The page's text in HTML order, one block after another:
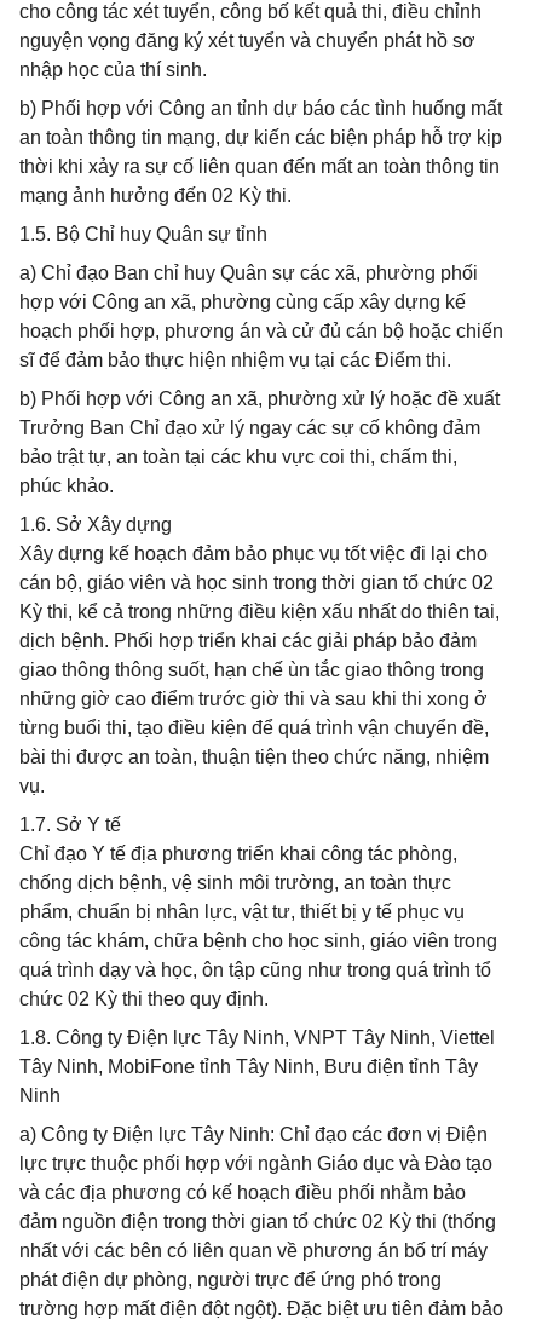
cho công tác xét tuyển, công bố kết quả thi, điều chỉnh
nguyện vọng đăng ký xét tuyển và chuyển phát hồ sơ
nhập học của thí sinh.
b) Phối hợp với Công an tỉnh dự báo các tình huống mất
an toàn thông tin mạng, dự kiến các biện pháp hỗ trợ kịp
thời khi xảy ra sự cố liên quan đến mất an toàn thông tin
mạng ảnh hưởng đến 02 Kỳ thi.
1.5. Bộ Chỉ huy Quân sự tỉnh
a) Chỉ đạo Ban chỉ huy Quân sự các xã, phường phối
hợp với Công an xã, phường cùng cấp xây dựng kế
hoạch phối hợp, phương án và cử đủ cán bộ hoặc chiến
sĩ để đảm bảo thực hiện nhiệm vụ tại các Điểm thi.
b) Phối hợp với Công an xã, phường xử lý hoặc đề xuất
Trưởng Ban Chỉ đạo xử lý ngay các sự cố không đảm
bảo trật tự, an toàn tại các khu vực coi thi, chấm thi,
phúc khảo.
1.6. Sở Xây dựng
Xây dựng kế hoạch đảm bảo phục vụ tốt việc đi lại cho
cán bộ, giáo viên và học sinh trong thời gian tổ chức 02
Kỳ thi, kể cả trong những điều kiện xấu nhất do thiên tai,
dịch bệnh. Phối hợp triển khai các giải pháp bảo đảm
giao thông thông suốt, hạn chế ùn tắc giao thông trong
những giờ cao điểm trước giờ thi và sau khi thi xong ở
từng buổi thi, tạo điều kiện để quá trình vận chuyển đề,
bài thi được an toàn, thuận tiện theo chức năng, nhiệm
vụ.
1.7. Sở Y tế
Chỉ đạo Y tế địa phương triển khai công tác phòng,
chống dịch bệnh, vệ sinh môi trường, an toàn thực
phẩm, chuẩn bị nhân lực, vật tư, thiết bị y tế phục vụ
công tác khám, chữa bệnh cho học sinh, giáo viên trong
quá trình dạy và học, ôn tập cũng như trong quá trình tổ
chức 02 Kỳ thi theo quy định.
1.8. Công ty Điện lực Tây Ninh, VNPT Tây Ninh, Viettel
Tây Ninh, MobiFone tỉnh Tây Ninh, Bưu điện tỉnh Tây
Ninh
a) Công ty Điện lực Tây Ninh: Chỉ đạo các đơn vị Điện
lực trực thuộc phối hợp với ngành Giáo dục và Đào tạo
và các địa phương có kế hoạch điều phối nhằm bảo
đảm nguồn điện trong thời gian tổ chức 02 Kỳ thi (thống
nhất với các bên có liên quan về phương án bố trí máy
phát điện dự phòng, người trực để ứng phó trong
trường hợp mất điện đột ngột). Đặc biệt ưu tiên đảm bảo